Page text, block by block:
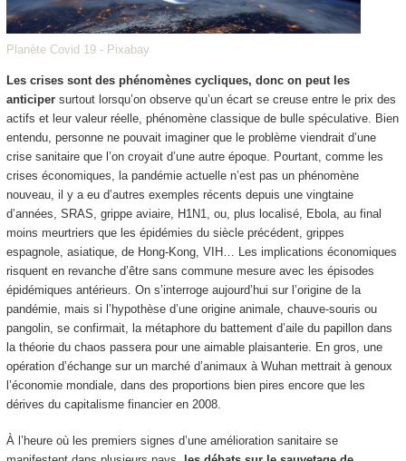
Planète Covid 19 - Pixabay
Les crises sont des phénomènes cycliques, donc on peut les
anticipersurtout lorsqu’on observe qu’un écart se creuse entre le prix des
actifs et leur valeur réelle, phénomène classique de bulle spéculative. Bien
entendu, personne ne pouvait imaginer que le problème viendrait d’une
crise sanitaire que l’on croyait d’une autre époque. Pourtant, comme les
crises économiques, la pandémie actuelle n’est pas un phénomène
nouveau, il y a eu d’autres exemples récents depuis une vingtaine
d’années, SRAS, grippe aviaire, H1N1, ou, plus localisé, Ebola, au final
moins meurtriers que les épidémies du siècle précédent, grippes
espagnole, asiatique, de Hong-Kong, VIH… Les implications économiques
risquent en revanche d’être sans commune mesure avec les épisodes
épidémiques antérieurs. On s’interroge aujourd’hui sur l’origine de la
pandémie, mais si l’hypothèse d’une origine animale, chauve-souris ou
pangolin, se confirmait, la métaphore du battement d’aile du papillon dans
la théorie du chaos passera pour une aimable plaisanterie. En gros, une
opération d’échange sur un marché d’animaux à Wuhan mettrait à genoux
l’économie mondiale, dans des proportions bien pires encore que les
dérives du capitalisme financier en 2008.
À l’heure où les premiers signes d’une amélioration sanitaire se